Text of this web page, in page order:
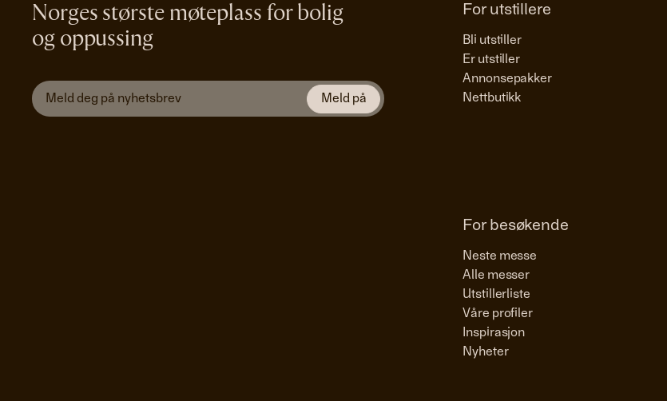
Norges største møteplass for bolig
og oppussing
For utstillere
Bli utstiller
Er utstiller
Annonsepakker
Nettbutikk
For besøkende
Neste messe
Alle messer
Utstillerliste
Våre profiler
Inspirasjon
Nyheter